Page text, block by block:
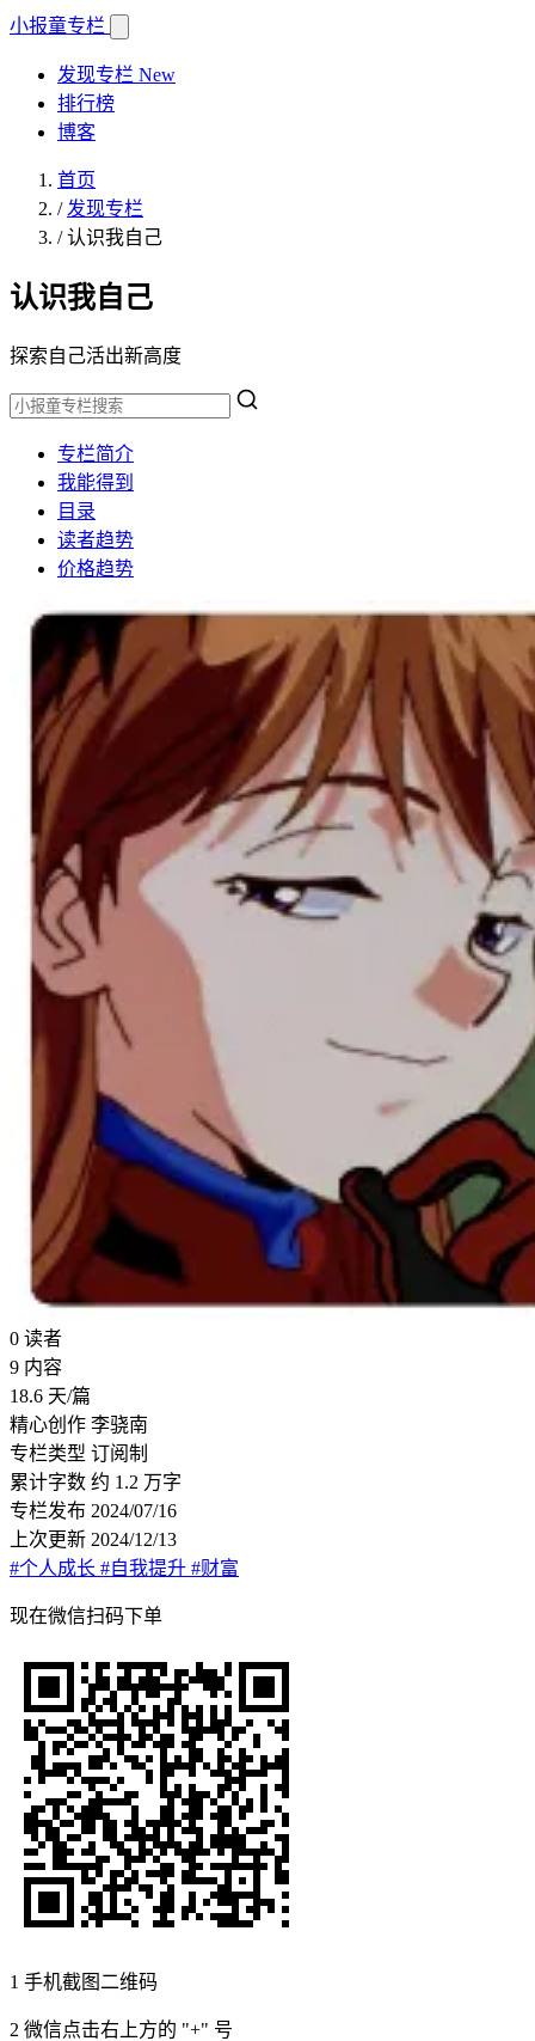
小报童专栏
发现专栏 New
排行榜
博客
首页
/ 发现专栏
/认识我自己
认识我自己
探索自己活出新高度
专栏简介
我能得到
目录
读者趋势
价格趋势
0 读者
9 内容
18.6 天/篇
精心创作 李骁南
专栏类型 订阅制
累计字数 约 1.2 万字
专栏发布 2024/07/16
上次更新 2024/12/13
#个人成长 #自我提升 #财富
现在微信扫码下单
1 手机截图二维码
2 微信点击右上方的 "+" 号